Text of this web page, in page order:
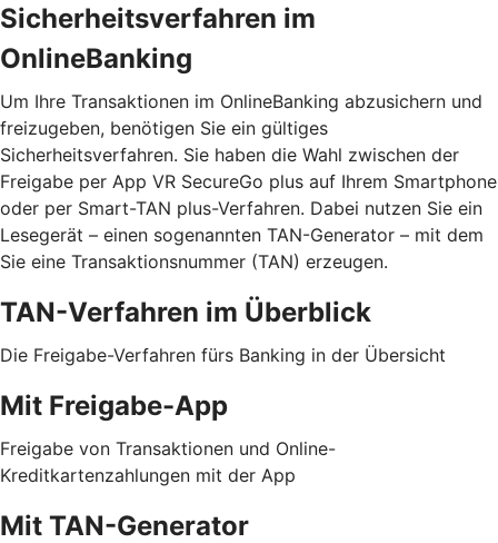
Sicherheitsverfahren im
OnlineBanking
Um Ihre Transaktionen im OnlineBanking abzusichern und
freizugeben, benötigen Sie ein gültiges
Sicherheitsverfahren. Sie haben die Wahl zwischen der
Freigabe per App VR SecureGo plus auf Ihrem Smartphone
oder per Smart-TAN plus-Verfahren. Dabei nutzen Sie ein
Lesegerät – einen sogenannten TAN-Generator – mit dem
Sie eine Transaktionsnummer (TAN) erzeugen.
TAN-Verfahren im Überblick
Die Freigabe-Verfahren fürs Banking in der Übersicht
Mit Freigabe-App
Freigabe von Transaktionen und Online-
Kreditkartenzahlungen mit der App
Mit TAN-Generator